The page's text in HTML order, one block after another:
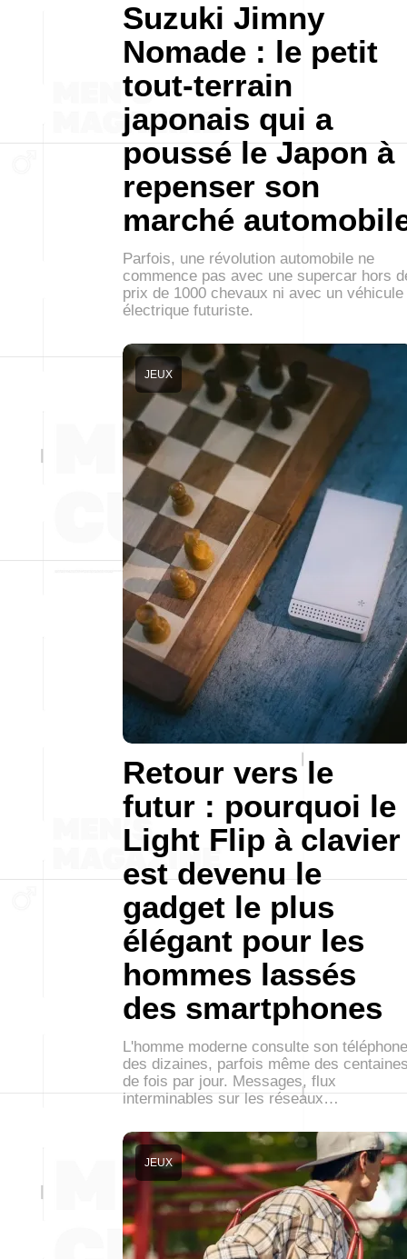
Suzuki Jimny
Nomade : le petit
tout-terrain
japonais qui a
poussé le Japon à
repenser son
marché
Parfois, une révolution automobile ne
commence pas avec une supercar hors
prix de 1000 chevaux ni avec un véhicule
électrique futuriste.
Retour vers le
futur : pourquoi le
Light Flip à clavier
est devenu le
gadget le plus
élégant pour les
hommes lassés
des smartphones
JEUX
L'homme moderne consulte son téléphone
des dizaines, parfois même des
de fois par jour. Messages, flux
interminables sur les réseaux…
JEUX